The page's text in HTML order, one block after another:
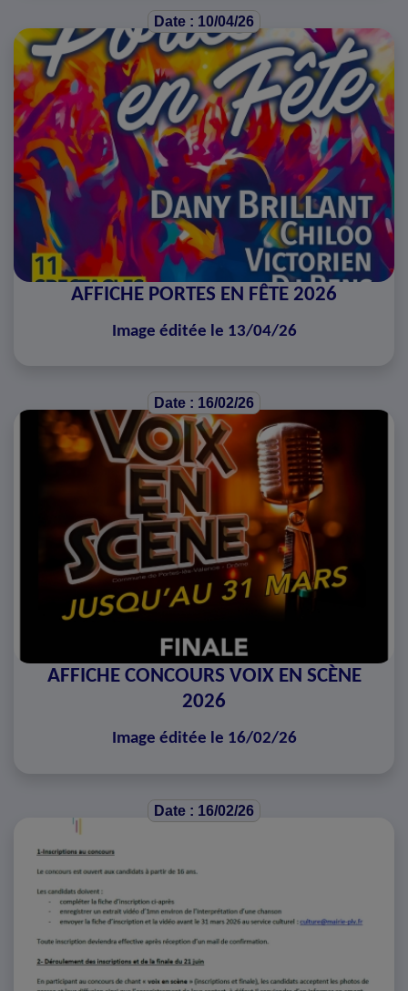
Date : 10/04/26
AFFICHE PORTES EN FÊTE 2026
Image éditée le 13/04/26
Date : 16/02/26
AFFICHE CONCOURS VOIX EN SCÈNE
2026
Image éditée le 16/02/26
Date : 16/02/26